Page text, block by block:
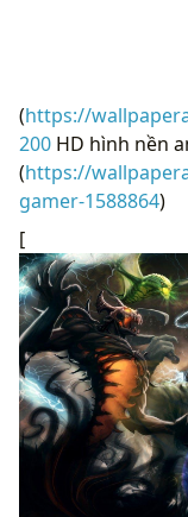
(https://
200 HD hình nền
(https://
gamer-1588864)
[